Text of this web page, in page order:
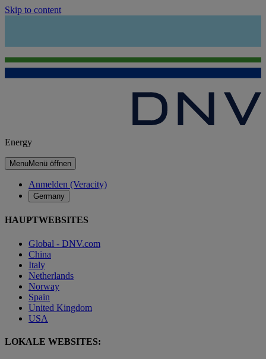
Skip to content
Energy
MenuMenü öffnen
Anmelden (Veracity)
Germany
HAUPTWEBSITES
Global - DNV.com
China
Italy
Netherlands
Norway
Spain
United Kingdom
USA
LOKALE WEBSITES: